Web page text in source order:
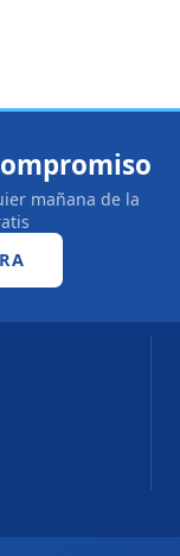
mañana de la